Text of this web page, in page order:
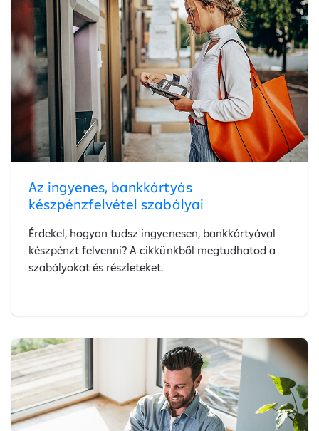
Az ingyenes, bankkártyás
készpénzfelvétel szabályai
Érdekel, hogyan tudsz ingyenesen, bankkártyával
készpénzt felvenni? A cikkünkből megtudhatod a
szabályokat és részleteket.